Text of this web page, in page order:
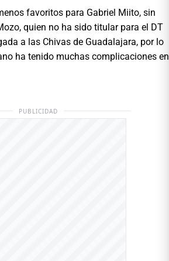
favoritos para Gabriel Miito, sin
quien no ha sido titular para el DT
a las Chivas de Guadalajara, por lo
ha tenido muchas complicaciones en
PUBLICIDAD